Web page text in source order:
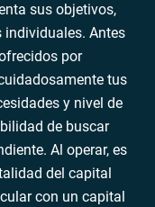
sus objetivos,
Antes
por
tus
y nivel de
de buscar
Al operar, es
del capital
con un capital